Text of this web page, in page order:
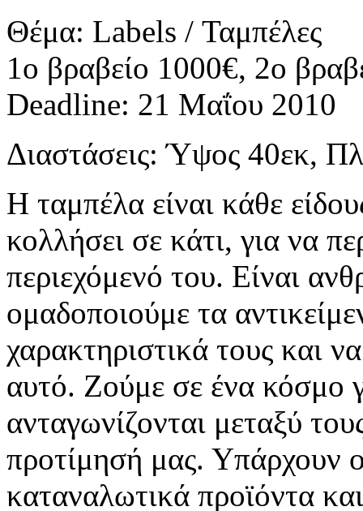
Θέμα: Labels / Ταμπέλες
1ο βραβείο 1000€, 2ο
Deadline: 21 Μαΐου 2010
Διαστάσεις: Ύψος 40εκ,
Η ταμπέλα είναι κάθε
κολλήσει σε κάτι, για να
περιεχόμενό του. Είναι
ομαδοποιούμε τα
χαρακτηριστικά τους και
αυτό. Ζούμε σε ένα κόσμο
ανταγωνίζονται μεταξύ
προτίμησή μας. Υπάρχουν
καταναλωτικά προϊόντα